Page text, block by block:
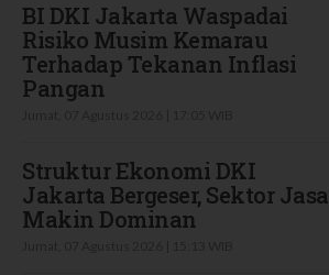
BI DKI Jakarta Waspadai
Risiko Musim Kemarau
Terhadap Tekanan Inflasi
Pangan
Struktur Ekonomi DKI
Jakarta Bergeser, Sektor Jasa
Makin Dominan